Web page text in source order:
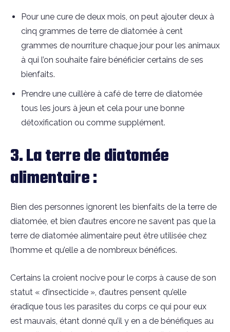
Pour une cure de deux mois, on peut ajouter deux à
cinq grammes de terre de diatomée à cent
grammes de nourriture chaque jour pour les animaux
à qui l’on souhaite faire bénéficier certains de ses
bienfaits.
Prendre une cuillère à café de terre de diatomée
tous les jours à jeun et cela pour une bonne
détoxification ou comme supplément.
3. La terre de diatomée
alimentaire :
Bien des personnes ignorent les bienfaits de la terre de
diatomée, et bien d’autres encore ne savent pas que la
terre de diatomée alimentaire peut être utilisée chez
l’homme et qu’elle a de nombreux bénéfices.
Certains la croient nocive pour le corps à cause de son
statut « d’insecticide », d’autres pensent qu’elle
éradique tous les parasites du corps ce qui pour eux
est mauvais, étant donné qu’il y en a de bénéfiques au